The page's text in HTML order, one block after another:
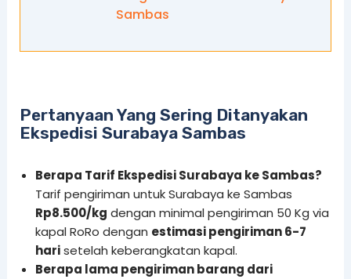
Sambas
Pertanyaan Yang Sering Ditanyakan
Ekspedisi Surabaya Sambas
Berapa Tarif Ekspedisi Surabaya ke Sambas?
Tarif pengiriman untuk Surabaya ke Sambas
Rp8.500/kg dengan minimal pengiriman 50 Kg via
kapal RoRo dengan estimasi pengiriman 6-7
harisetelah keberangkatan kapal.
Berapa lama pengiriman barang dari